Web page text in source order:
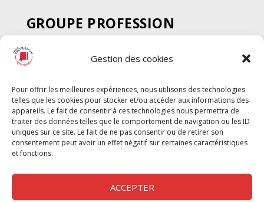
Gestion des cookies
Pour offrir les meilleures expériences, nous utilisons des technologies
telles que les cookies pour stocker et/ou accéder aux informations des
appareils. Le fait de consentir à ces technologies nous permettra de
traiter des données telles que le comportement de navigation ou les ID
uniques sur ce site. Le fait de ne pas consentir ou de retirer son
consentement peut avoir un effet négatif sur certaines caractéristiques
et fonctions.
ACCEPTER
GROUPE PROFESSION
SPECTACLE
Chèque Intermittents
Chèque Compta
Chèque Emploi Spectacle
G-Pods
Profession Audio-visuel